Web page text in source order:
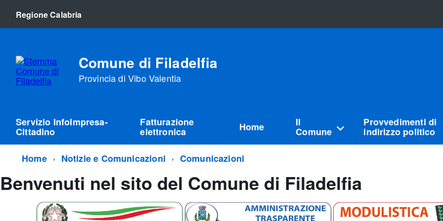
Regione Calabria
Comune di Filadelfia
Provincia di Vibo Valentia
Servizio InfoImpresa-
Cittadino
Fatturazione
elettronica Home Il
Comune
Provvedimenti di
indirizzo politico
Home Notizie e Comunicazioni Comunicazioni
Benvenuti nel sito del Comune di Filadelfia